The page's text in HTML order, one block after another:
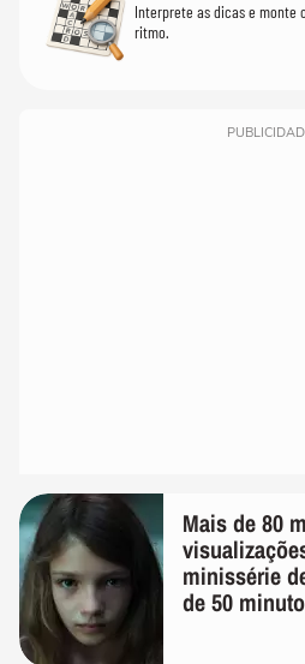
Interprete as dicas e monte
ritmo.
Mais de 80
minissérie
de 50